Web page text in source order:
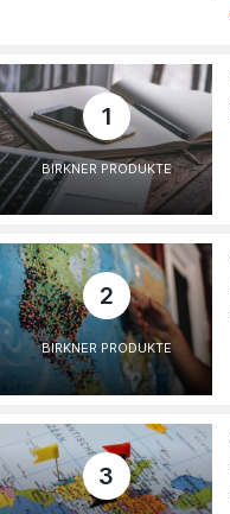
1
BIRKNER PRODUKTE
2
BIRKNER PRODUKTE
3